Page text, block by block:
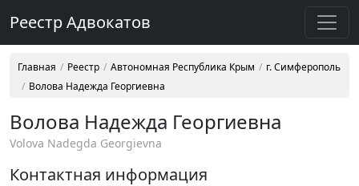
Реестр Адвокатов
Главная Реестр Автономная Республика Крым
г. Симферополь
Волова Надежда Георгиевна
Волова Надежда Георгиевна
Volova Nadegda Georgievna
Контактная информация